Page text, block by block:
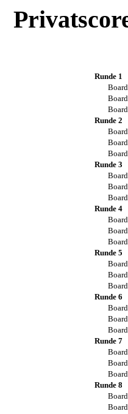
Runde 1
Runde 2
Runde 3
Runde 4
Runde 5
Runde 6
Runde 7
Runde 8